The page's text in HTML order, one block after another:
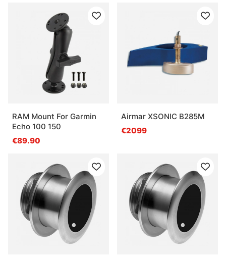
RAM Mount For Garmin
Echo 100 150
€89.90
Airmar XSONIC B285M
€2099